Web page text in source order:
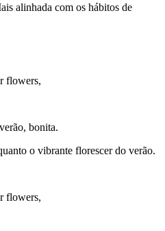
alinhada com os hábitos de
flowers,
bonita.
o vibrante florescer do verão.
flowers,